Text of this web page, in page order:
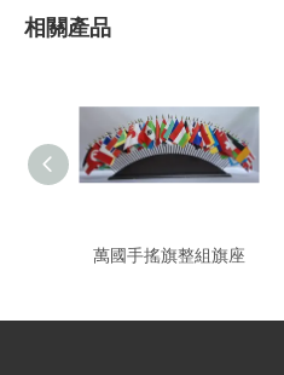
相關產品
萬國手搖旗整組旗座